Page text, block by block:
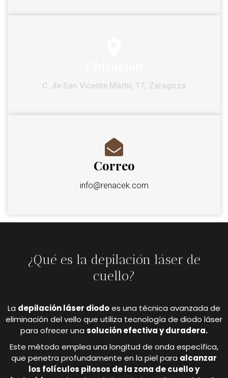
C. de San Vicente Mártir, 17, Zaragoza
Correo
info@renacek.com
¿Qué es la depilación láser de
cuello?
La depilación láser diodoes una técnica avanzada de
eliminación del vello que utiliza tecnología de diodo láser
para ofrecer una solución efectiva y duradera.
Este método emplea una longitud de onda específica,
que penetra profundamente en la piel para alcanzar
los folículos pilosos de la zona de cuello y